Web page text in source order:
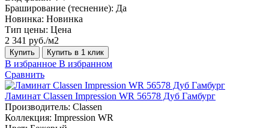
Браширование (теснение): Да
Новинка: Новинка
Тип цены: Цена
2 341 руб./м2
Купить Купить в 1 клик
В избранное В избранном
Сравнить
Ламинат Classen Impression WR 56578 Дуб Гамбург
Производитель: Classen
Коллекция: Impression WR